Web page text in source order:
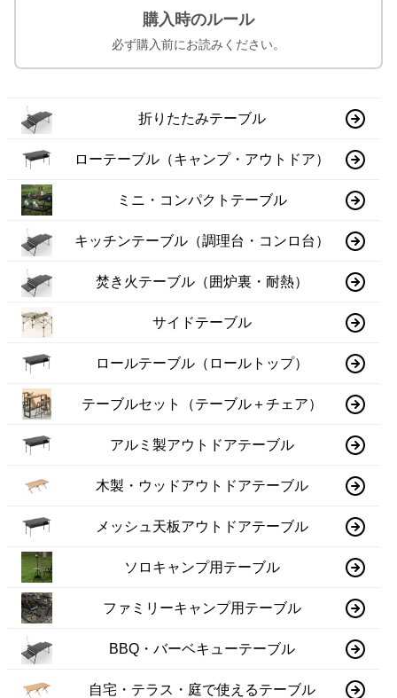
購入時のルール
必ず購入前にお読みください。
折りたたみテーブル
ローテーブル（キャンプ・アウトドア）
ミニ・コンパクトテーブル
キッチンテーブル（調理台・コンロ台）
焚き火テーブル（囲炉裏・耐熱）
サイドテーブル
ロールテーブル（ロールトップ）
テーブルセット（テーブル＋チェア）
アルミ製アウトドアテーブル
木製・ウッドアウトドアテーブル
メッシュ天板アウトドアテーブル
ソロキャンプ用テーブル
ファミリーキャンプ用テーブル
BBQ・バーベキューテーブル
自宅・テラス・庭で使えるテーブル